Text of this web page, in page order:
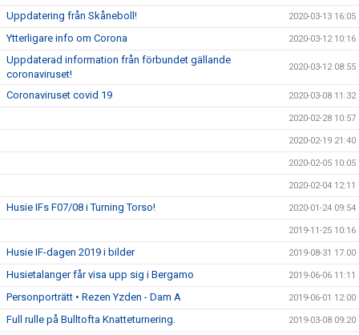
Uppdatering från Skåneboll! 2020-03-13 16:05
Ytterligare info om Corona 2020-03-12 10:16
Uppdaterad information från förbundet gällande
coronaviruset!
2020-03-12 08:55
Coronaviruset covid 19 2020-03-08 11:32
2020-02-28 10:57
2020-02-19 21:40
2020-02-05 10:05
2020-02-04 12:11
Husie IFs F07/08 i Turning Torso! 2020-01-24 09:54
2019-11-25 10:16
Husie IF-dagen 2019 i bilder 2019-08-31 17:00
Husietalanger får visa upp sig i Bergamo 2019-06-06 11:11
Personporträtt • Rezen Yzden - Dam A 2019-06-01 12:00
Full rulle på Bulltofta Knatteturnering. 2019-03-08 09:20